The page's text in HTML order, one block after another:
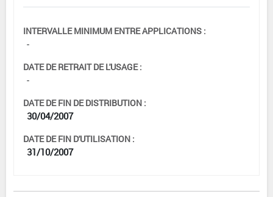
INTERVALLE MINIMUM ENTRE APPLICATIONS :
-
DATE DE RETRAIT DE L'USAGE :
-
DATE DE FIN DE DISTRIBUTION :
30/04/2007
DATE DE FIN D'UTILISATION :
31/10/2007